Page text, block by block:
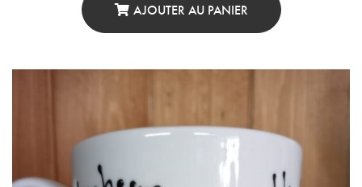
AJOUTER AU PANIER